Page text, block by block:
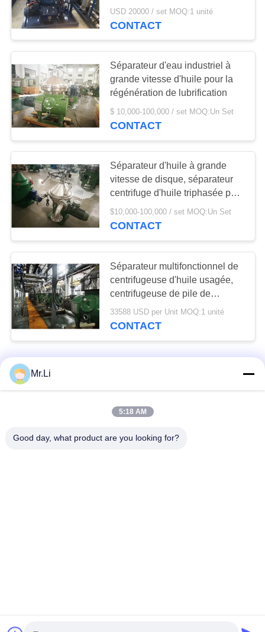
lourd
USD 20000 / set MOQ:1 unité
CONTACT
Séparateur d'eau industriel à
grande vitesse d'huile pour la
régénération de lubrification
$ 10,000-100,000 / set MOQ:Un Set
CONTACT
Séparateur d'huile à grande
vitesse de disque, séparateur
centrifuge d'huile triphasée pour
la substance de nourriture
$10,000-100,000 / set MOQ:Un Set
CONTACT
Séparateur multifonctionnel de
centrifugeuse d'huile usagée,
centrifugeuse de pile de
disques
33588 USD per Unit MOQ:1 unité
CONTACT
Mr.Li
5:18 AM
Good day, what product are you looking for?